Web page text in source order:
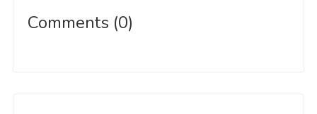
Comments (0)